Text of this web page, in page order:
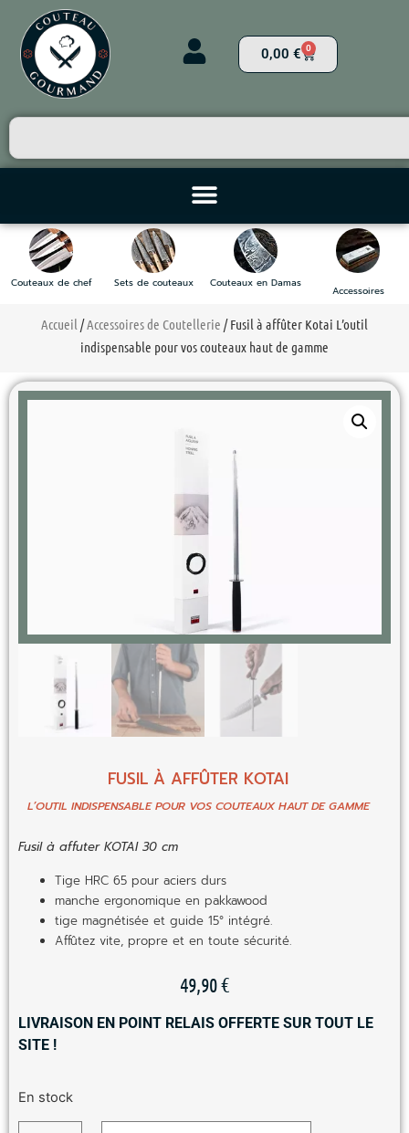
0,00€ 0
Couteaux de chef Sets de couteaux Couteaux en Damas
Accessoires
Accueil /Accessoires de Coutellerie / Fusil à affûter Kotai L’outil
indispensable pour vos couteaux haut de gamme
FUSIL À AFFÛTER KOTAI
L’OUTIL INDISPENSABLE POUR VOS COUTEAUX HAUT DE GAMME
Fusil à affuter KOTAI 30 cm
Tige HRC 65 pour aciers durs
manche ergonomique en pakkawood
tige magnétisée et guide 15° intégré.
Affûtez vite, propre et en toute sécurité.
49,90€
LIVRAISON EN POINT RELAIS OFFERTE SUR TOUT LE
SITE !
En stock